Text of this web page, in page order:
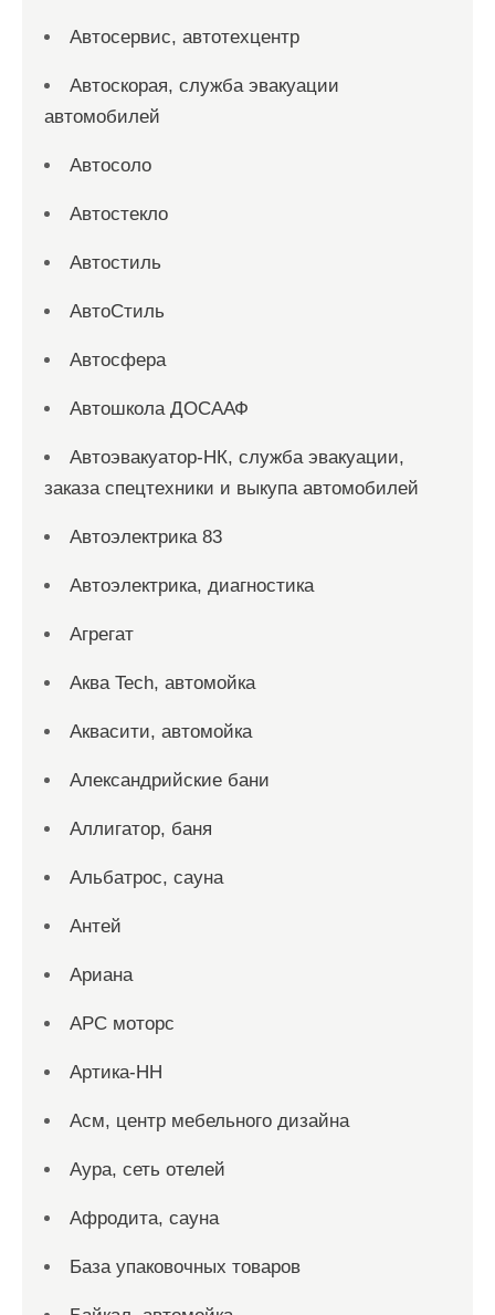
Автосервис, автотехцентр
Автоскорая, служба эвакуации
автомобилей
Автосоло
Автостекло
Автостиль
АвтоСтиль
Автосфера
Автошкола ДОСААФ
Автоэвакуатор-НК, служба эвакуации,
заказа спецтехники и выкупа автомобилей
Автоэлектрика 83
Автоэлектрика, диагностика
Агрегат
Аква Tech, автомойка
Аквасити, автомойка
Александрийские бани
Аллигатор, баня
Альбатрос, сауна
Антей
Ариана
АРС моторс
Артика-НН
Асм, центр мебельного дизайна
Аура, сеть отелей
Афродита, сауна
База упаковочных товаров